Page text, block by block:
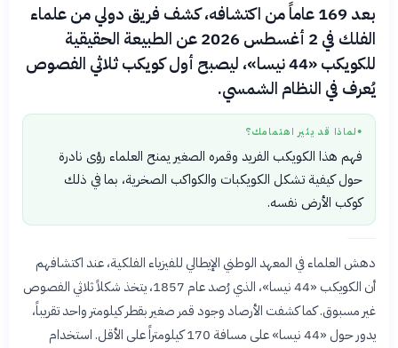
بعد 169 عاماً من اكتشافه، كشف فريق دولي من علماء
الفلك في 2 أغسطس 2026 عن الطبيعة الحقيقية
للكويكب «44 نيسا»، ليصبح أول كويكب ثلاثي الفصوص
يُعرف في النظام الشمسي.
● لماذا قد يثير اهتمامك؟
فهم هذا الكويكب الفريد وقمره الصغير يمنح العلماء رؤى نادرة
حول كيفية تشكل الكويكبات والكواكب الصخرية، بما في ذلك
كوكب الأرض نفسه.
دهش العلماء في المعهد الوطني الإيطالي للفيزياء الفلكية، عند اكتشافهم
أن الكويكب «44 نيسا»، الذي رُصد عام 1857، يتخذ شكلاً ثلاثي الفصوص
غير مسبوق. كما كشفت الأرصاد وجود قمر صغير بقطر كيلومتر واحد تقريباً،
يدور حول «44 نيسا» على مسافة 170 كيلومتراً على الأقل. استخدام